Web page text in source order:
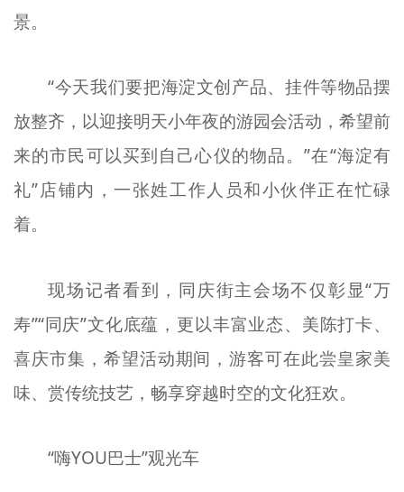
景。
“今天我们要把海淀文创产品、挂件等物品摆
放整齐，以迎接明天小年夜的游园会活动，希望前
来的市民可以买到自己心仪的物品。”在“海淀有
礼”店铺内，一张姓工作人员和小伙伴正在忙碌
着。
现场记者看到，同庆街主会场不仅彰显“万
寿”“同庆”文化底蕴，更以丰富业态、美陈打卡、
喜庆市集，希望活动期间，游客可在此尝皇家美
味、赏传统技艺，畅享穿越时空的文化狂欢。
“嗨YOU巴士”观光车